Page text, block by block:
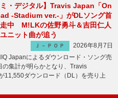
ミ・デジタル】Travis Japan「On
-Stadium ver.-」がDLソング首
中 M!LKの佐野勇斗＆吉田仁人
ニット曲が追う
Ｊ－ＰＯＰ
2026年8月7日
Japanによるダウンロード・ソング売
集計が明らかとなり、Travis
11,550ダウンロード（DL）を売り上